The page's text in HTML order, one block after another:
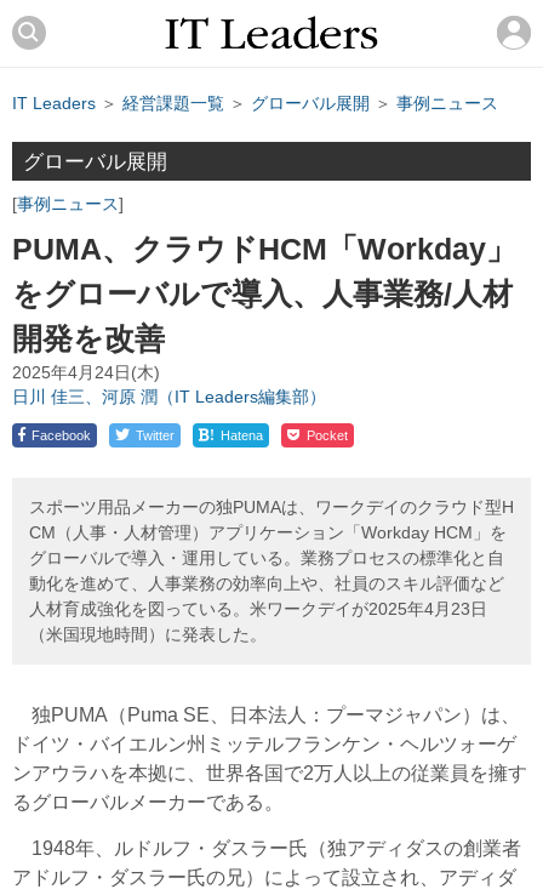
IT Leaders ＞ 経営課題一覧 ＞ グローバル展開 ＞ 事例ニュース
グローバル展開
事例ニュース
PUMA、クラウドHCM「Workday」
をグローバルで導入、人事業務/人材
開発を改善
2025年4月24日(木)
日川 佳三、河原 潤（IT Leaders編集部）
Facebook Twitter ! Hatena Pocket
スポーツ用品メーカーの独PUMAは、ワークデイのクラウド型H
CM（人事・人材管理）アプリケーション「Workday HCM」を
グローバルで導入・運用している。業務プロセスの標準化と自
動化を進めて、人事業務の効率向上や、社員のスキル評価など
人材育成強化を図っている。米ワークデイが2025年4月23日
（米国現地時間）に発表した。
独PUMA（Puma SE、日本法人：プーマジャパン）は、
ドイツ・バイエルン州ミッテルフランケン・ヘルツォーゲ
ンアウラハを本拠に、世界各国で2万人以上の従業員を擁す
るグローバルメーカーである。
1948年、ルドルフ・ダスラー氏（独アディダスの創業者
アドルフ・ダスラー氏の兄）によって設立され、アディダ